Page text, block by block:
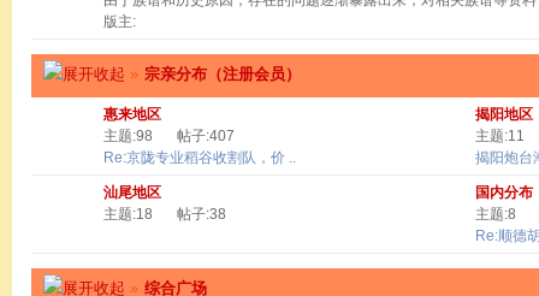
版主:
» 宗亲分布（注册会员）
惠来地区
主题:98
帖子:407
Re:京陇专业稻谷收割队，价 ..
揭阳地区
主题:11
揭阳炮台
汕尾地区
主题:18
帖子:38
国内分布
主题:8
Re:顺德
» 综合广场